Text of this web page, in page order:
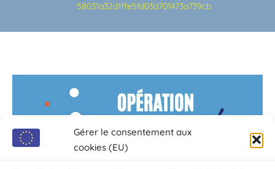
Gérer le consentement aux
cookies (EU)
58031a32d1ffe5fd03d701473a739cb